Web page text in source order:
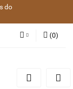
do
się
(0)